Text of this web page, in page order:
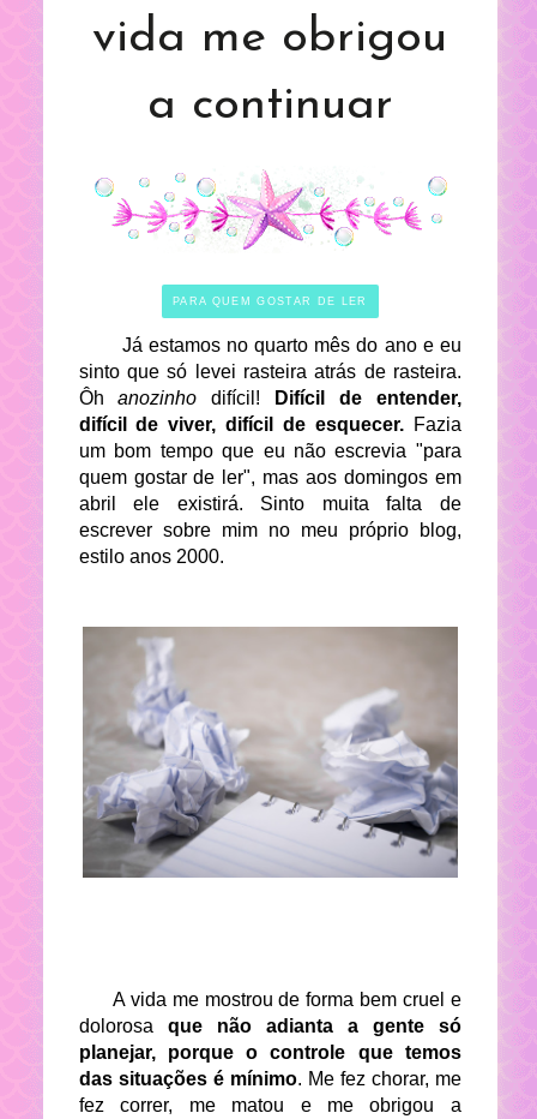
vida me obrigou
a continuar
PARA QUEM GOSTAR DE LER
Já estamos no quarto mês do ano e eu
sinto que só levei rasteira atrás de rasteira.
Ôhanozinho difícil! Difícil de entender,
difícil de viver, difícil de esquecer. Fazia
um bom tempo que eu não escrevia "para
quem gostar de ler", mas aos domingos em
abril ele existirá. Sinto muita falta de
escrever sobre mim no meu próprio blog,
estilo anos 2000.
A vida me mostrou de forma bem cruel e
dolorosa que não adianta a gente só
planejar, porque o controle que temos
das situações é mínimo. Me fez chorar, me
fez correr, me matou e me obrigou a